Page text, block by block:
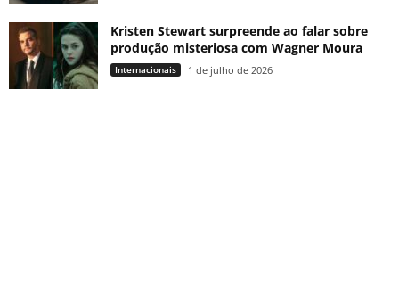
Kristen Stewart surpreende ao falar sobre
produção misteriosa com Wagner Moura
Internacionais 1 de julho de 2026